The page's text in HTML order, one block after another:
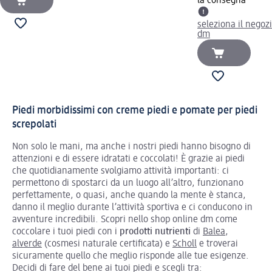
seleziona il
dm
Piedi morbidissimi con creme piedi e pomate per piedi
screpolati
Non solo le mani, ma anche i nostri piedi hanno bisogno di
attenzioni e di essere idratati e coccolati! È grazie ai piedi
che quotidianamente svolgiamo attività importanti: ci
permettono di spostarci da un luogo all’altro, funzionano
perfettamente, o quasi, anche quando la mente è stanca,
danno il meglio durante l’attività sportiva e ci conducono in
avventure incredibili. Scopri nello shop online dm come
coccolare i tuoi piedi con i prodotti nutrienti di Balea,
alverde (cosmesi naturale certificata) e Scholl e troverai
sicuramente quello che meglio risponde alle tue esigenze.
Decidi di fare del bene ai tuoi piedi e scegli tra: